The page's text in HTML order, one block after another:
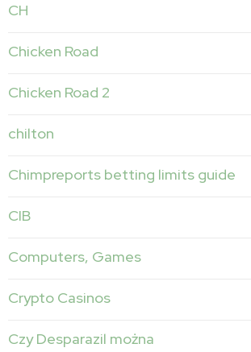
CH
Chicken Road
Chicken Road 2
chilton
Chimpreports betting limits guide
CIB
Computers, Games
Crypto Casinos
Czy Desparazil można